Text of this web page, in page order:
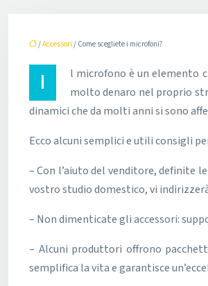
/Accessori / Come scegliete i microfoni?
Il microfono è un elemento chiave nella riproduzione del suono della voce o dello strumento. È il « legame forte » che si sbaglia a comprare con leggerezza quando si investe
molto denaro nel proprio
dinamici che da molti anni si sono
Ecco alcuni semplici e utili consigli
– Con l’aiuto del venditore, definite
vostro studio domestico, vi
– Non dimenticate gli accessori:
– Alcuni produttori offrono
semplifica la vita e garantisce